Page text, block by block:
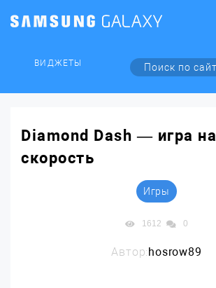
ВИДЖЕТЫ
Diamond Dash — игра на
скорость
Игры
1612 0
Автор:hosrow89